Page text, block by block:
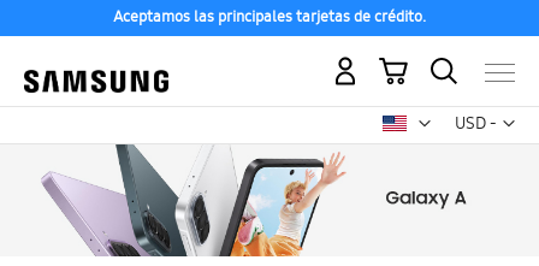
Aceptamos las principales tarjetas de crédito.
USD -
dólar
Mi carrito